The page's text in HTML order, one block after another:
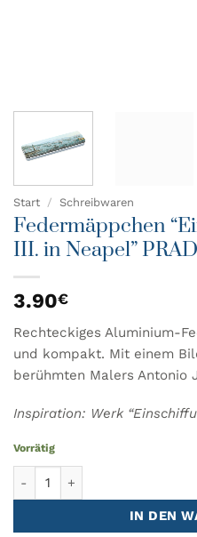
Start / Schreibwaren
Federmäppchen
III. in Neapel”
3.90€
Rechteckiges Aluminium-
und kompakt. Mit einem
berühmten Malers Antonio
Inspiration: Werk
Vorrätig
IN DEN